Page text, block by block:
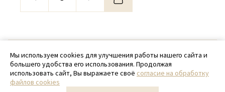
© 2020 - 2026 SamPack
+ 7 (918) 699-97-87
zakaz@sampack.store
Мы используем cookies для улучшения работы нашего сайта и
большего удобства его использования. Продолжая
использовать сайт, Вы выражаете своё согласие на обработку
файлов cookies